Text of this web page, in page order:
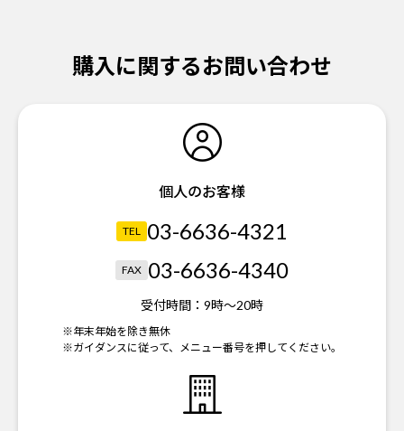
購入に関するお問い合わせ
個人のお客様
TEL 03-6636-4321
FAX 03-6636-4340
受付時間： 9時～20時
※年末年始を除き無休
※ガイダンスに従って、メニュー番号を押してください。